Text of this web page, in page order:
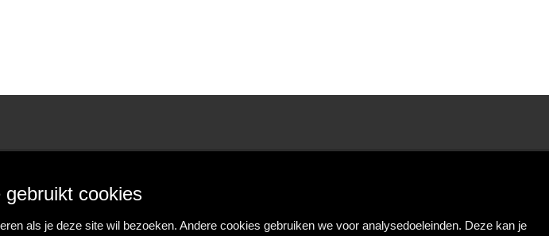
86c bus 302
gebruikt cookies
als je deze site wil bezoeken. Andere cookies gebruiken we voor analysedoeleinden. Deze kan je